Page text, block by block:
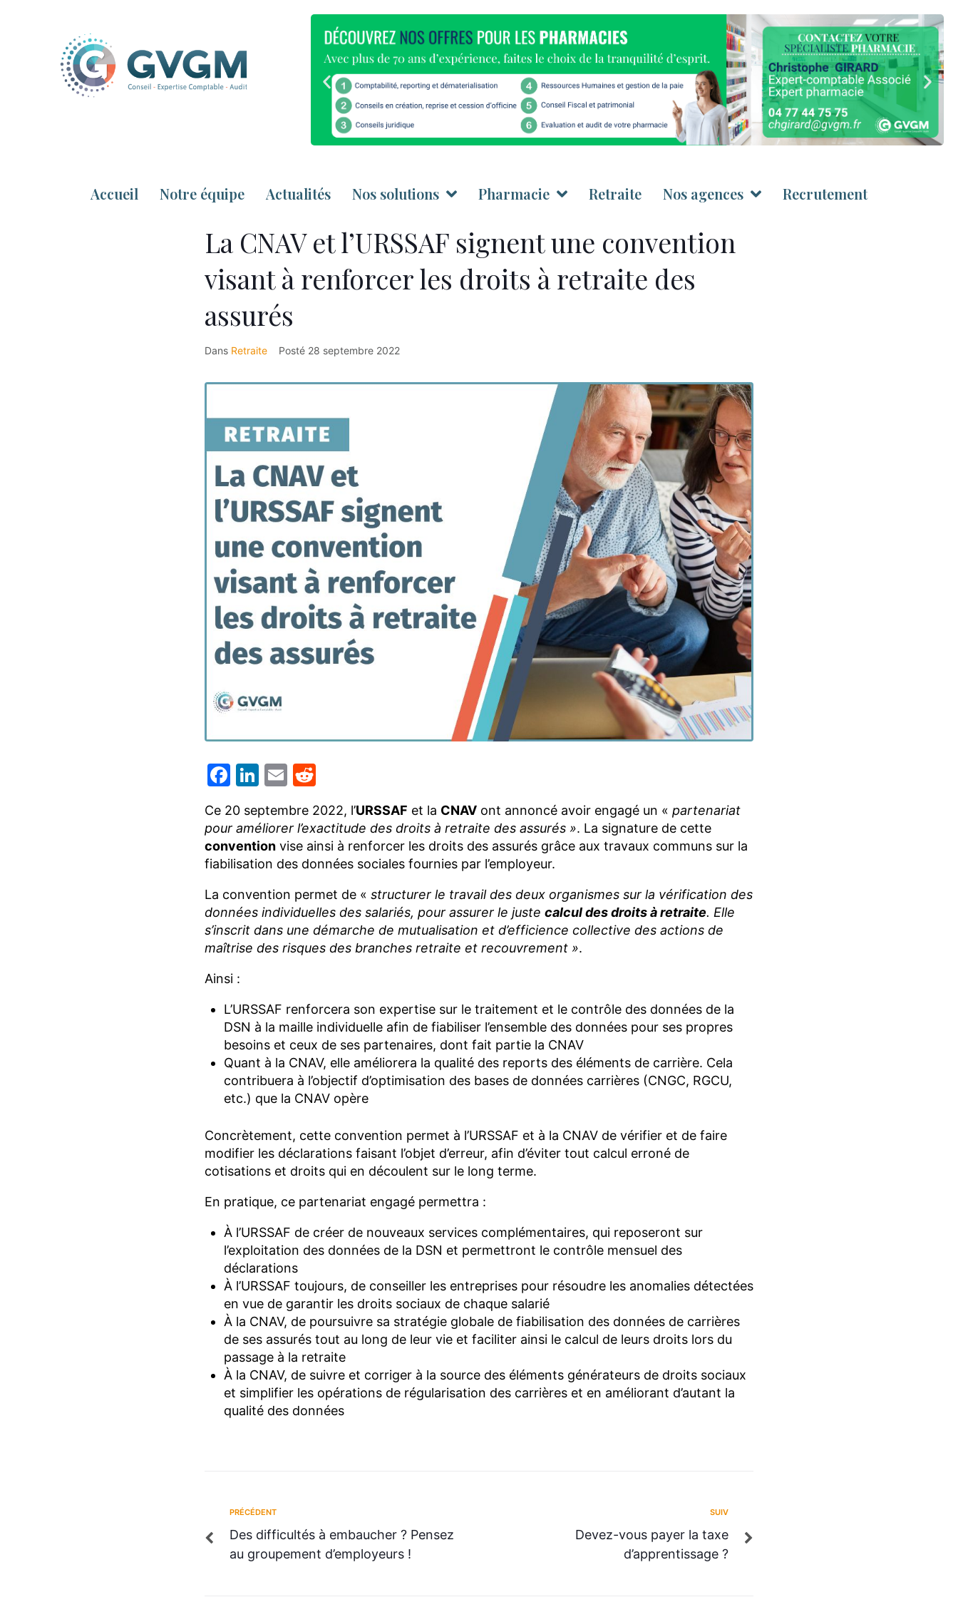
Accueil Notre équipe Actualités Nos solutions Pharmacie Retraite Nos agences Recrutement
La CNAV et l’URSSAF signent une convention
visant à renforcer les droits à retraite des
assurés
Dans Retraite Posté 28 septembre 2022
Facebook
LinkedIn
Email
Ce 20 septembre 2022, l’URSSAF et la CNAV ont annoncé avoir engagé un « partenariat
pour améliorer l’exactitude des droits à retraite des assurés ». La signature de cette
convention vise ainsi à renforcer les droits des assurés grâce aux travaux communs sur la
fiabilisation des données sociales fournies par l’employeur.
La convention permet de « structurer le travail des deux organismes sur la vérification des
données individuelles des salariés, pour assurer le juste calcul des droits à retraite. Elle
s’inscrit dans une démarche de mutualisation et d’efficience collective des actions de
maîtrise des risques des branches retraite et recouvrement ».
Ainsi :
L’URSSAF renforcera son expertise sur le traitement et le contrôle des données de la
DSN à la maille individuelle afin de fiabiliser l’ensemble des données pour ses propres
besoins et ceux de ses partenaires, dont fait partie la CNAV
Quant à la CNAV, elle améliorera la qualité des reports des éléments de carrière. Cela
contribuera à l’objectif d’optimisation des bases de données carrières (CNGC, RGCU,
etc.) que la CNAV opère
Concrètement, cette convention permet à l’URSSAF et à la CNAV de vérifier et de faire
modifier les déclarations faisant l’objet d’erreur, afin d’éviter tout calcul erroné de
cotisations et droits qui en découlent sur le long terme.
En pratique, ce partenariat engagé permettra :
À l’URSSAF de créer de nouveaux services complémentaires, qui reposeront sur
l’exploitation des données de la DSN et permettront le contrôle mensuel des
déclarations
À l’URSSAF toujours, de conseiller les entreprises pour résoudre les anomalies détectées
en vue de garantir les droits sociaux de chaque salarié
À la CNAV, de poursuivre sa stratégie globale de fiabilisation des données de carrières
de ses assurés tout au long de leur vie et faciliter ainsi le calcul de leurs droits lors du
passage à la retraite
À la CNAV, de suivre et corriger à la source des éléments générateurs de droits sociaux
et simplifier les opérations de régularisation des carrières et en améliorant d’autant la
qualité des données
PRÉCÉDENT
Des difficultés à embaucher ? Pensez
au groupement d’employeurs !
SUIV
Devez-vous payer la taxe
d’apprentissage ?